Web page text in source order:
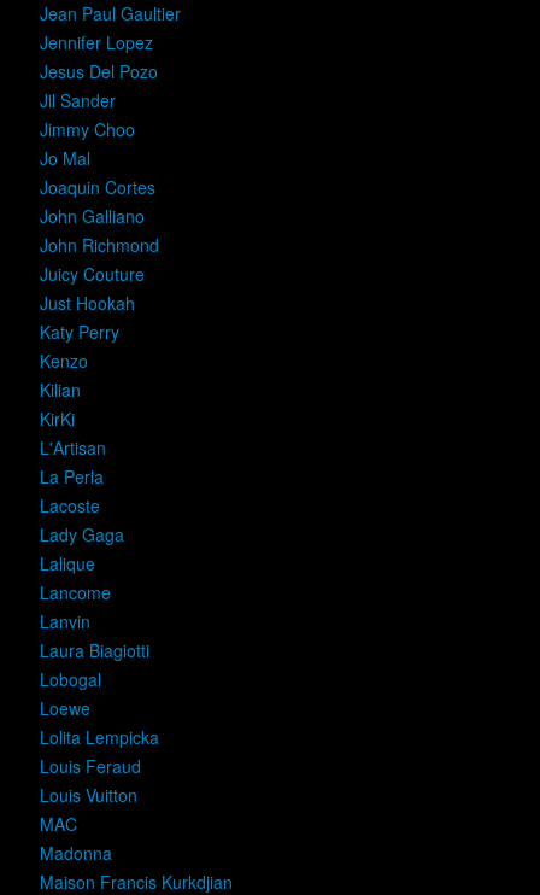
Jean Paul Gaultier
Jennifer Lopez
Jesus Del Pozo
Jil Sander
Jimmy Choo
Jo Mal
Joaquin Cortes
John Galliano
John Richmond
Juicy Couture
Just Hookah
Katy Perry
Kenzo
Kilian
KirKi
L'Artisan
La Perla
Lacoste
Lady Gaga
Lalique
Lancome
Lanvin
Laura Biagiotti
Lobogal
Loewe
Lolita Lempicka
Louis Feraud
Louis Vuitton
MAC
Madonna
Maison Francis Kurkdjian